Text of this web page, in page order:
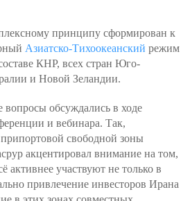
принципу сформирован к
Азиатско-Тихоокеанский режим
КНР, всех стран Юго-
и Новой Зеландии.
обсуждались в ходе
и вебинара. Так,
свободной зоны
акцентировал внимание на том,
активнее участвуют не только в
привлечение инвесторов Ирана